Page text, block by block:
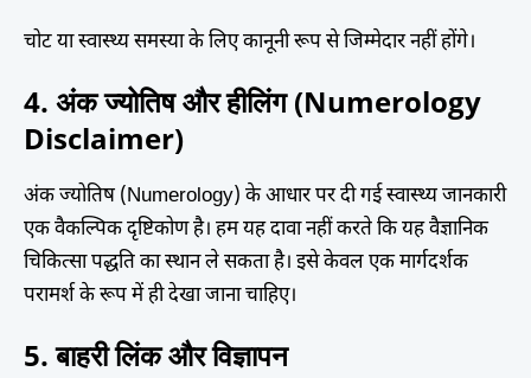
चोट या स्वास्थ्य समस्या के लिए कानूनी रूप से जिम्मेदार नहीं होंगे।
4. अंक ज्योतिष और हीलिंग (Numerology
Disclaimer)
अंक ज्योतिष (Numerology) के आधार पर दी गई स्वास्थ्य जानकारी
एक वैकल्पिक दृष्टिकोण है। हम यह दावा नहीं करते कि यह वैज्ञानिक
चिकित्सा पद्धति का स्थान ले सकता है। इसे केवल एक मार्गदर्शक
परामर्श के रूप में ही देखा जाना चाहिए।
5. बाहरी लिंक और विज्ञापन